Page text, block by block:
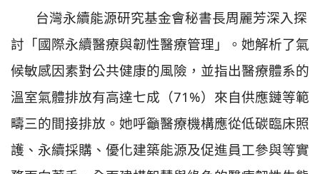
台灣永續能源研究基金會秘書長周麗芳深入探
討「國際永續醫療與韌性醫療管理」。她解析了氣
候敏感因素對公共健康的風險，並指出醫療體系的
溫室氣體排放有高達七成（71%）來自供應鏈等範
疇三的間接排放。她呼籲醫療機構應從低碳臨床照
護、永續採購、優化建築能源及促進員工參與等實